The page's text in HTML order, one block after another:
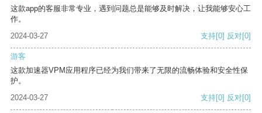
这款app的客服非常专业，遇到问题总是能够及时解决，让我能够安心工
作。
2024-03-27
支持[0] 反对[0]
游客
这款加速器VPM应用程序已经为我们带来了无限的流畅体验和安全性保
护。
2024-03-27
支持[0] 反对[0]